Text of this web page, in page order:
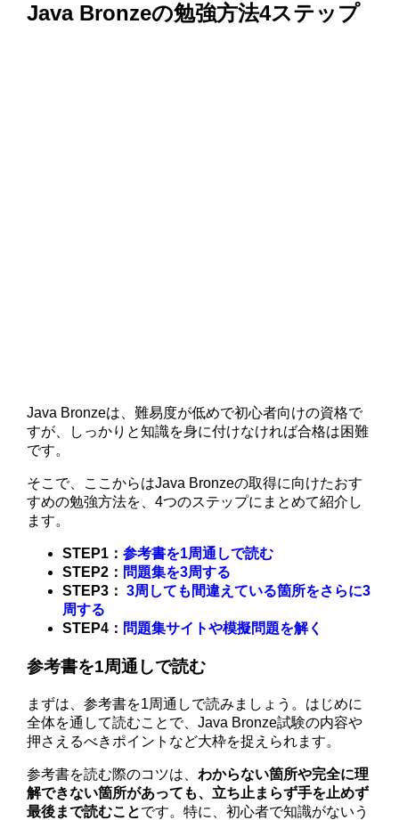
Java Bronzeの勉強方法4ステップ
Java Bronzeは、難易度が低めで初心者向けの資格で
すが、しっかりと知識を身に付けなければ合格は困難
です。
そこで、ここからはJava Bronzeの取得に向けたおす
すめの勉強方法を、4つのステップにまとめて紹介し
ます。
STEP1：参考書を1周通しで読む
STEP2： 問題集を3周する
STEP3：3周しても間違えている箇所をさらに3
周する
STEP4： 問題集サイトや模擬問題を解く
参考書を1周通しで読む
まずは、参考書を1周通しで読みましょう。はじめに
全体を通して読むことで、Java Bronze試験の内容や
押さえるべきポイントなど大枠を捉えられます。
参考書を読む際のコツは、わからない箇所や完全に理
解できない箇所があっても、立ち止まらず手を止めず
最後まで読むことです。特に、初心者で知識がないう